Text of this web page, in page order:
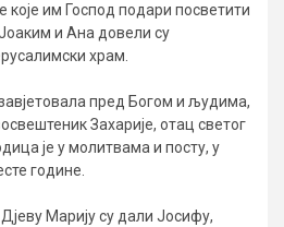
које им Господ подари посветити
и Ана довели су
храм.
пред Богом и људима,
Захарије, отац светог
је у молитвама и посту, у
године.
Марију су дали Јосифу,